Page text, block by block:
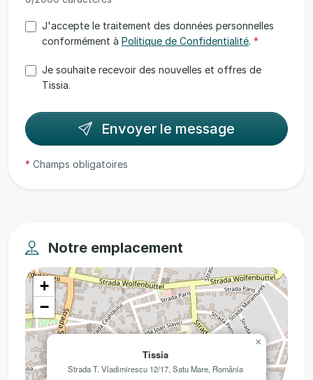
J'accepte le traitement des données personnelles
conformément à Politique de Confidentialité. *
Je souhaite recevoir des nouvelles et offres de
Tissia.
Envoyer le message
* Champs obligatoires
Notre emplacement
Tissia
Strada T. Vladimirescu 12/17, Satu Mare, România
×
+
−